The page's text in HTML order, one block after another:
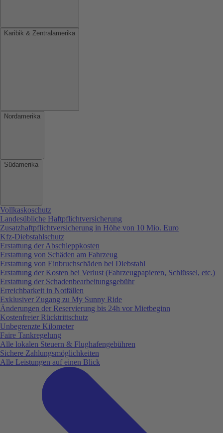
Karibik & Zentralamerika
Nordamerika
Südamerika
Vollkaskoschutz
Landesübliche Haftpflichtversicherung
Zusatzhaftpflichtversicherung in Höhe von 10 Mio. Euro
Kfz-Diebstahlschutz
Erstattung der Abschleppkosten
Erstattung von Schäden am Fahrzeug
Erstattung von Einbruchschäden bei Diebstahl
Erstattung der Kosten bei Verlust (Fahrzeugpapieren, Schlüssel, etc.)
Erstattung der Schadenbearbeitungsgebühr
Erreichbarkeit in Notfällen
Exklusiver Zugang zu My Sunny Ride
Änderungen der Reservierung bis 24h vor Mietbeginn
Kostenfreier Rücktrittschutz
Unbegrenzte Kilometer
Faire Tankregelung
Alle lokalen Steuern & Flughafengebühren
Sichere Zahlungsmöglichkeiten
Alle Leistungen auf einen Blick